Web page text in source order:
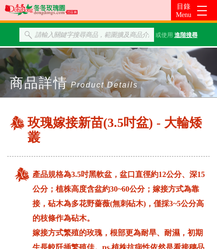
或使用 進階搜尋
商品詳情 Product Details
玫瑰嫁接新苗(3.5吋盆) - 大輪矮
叢
產品規格為3.5吋黑軟盆，盆口直徑約12公分、深15
公分；植株高度含盆約30~60公分；嫁接方式為靠
接，砧木為多花野薔薇(無刺砧木)，僅採3~5公分高
的枝條作為砧木。
嫁接方式繁殖的玫瑰，根部更為耐旱、耐濕，初期